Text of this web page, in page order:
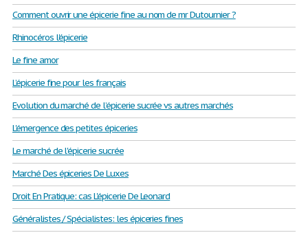
Comment ouvrir une épicerie fine au nom de mr Dutournier ?
Rhinocéros l'épicerie
Le fine amor
L’épicerie fine pour les français
Evolution du marché de l’épicerie sucrée vs autres marchés
L'émergence des petites épiceries
Le marché de l'épicerie sucrée
Marché Des épiceries De Luxes
Droit En Pratique: cas L'épicerie De Leonard
Généralistes / Spécialistes: les épiceries fines